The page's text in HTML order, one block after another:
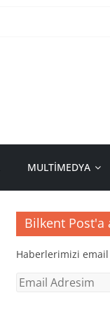
MULTİMEDYA
Bilkent Post'a
Haberlerimizi
Email